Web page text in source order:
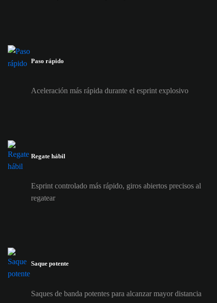
Paso rápido
Aceleración más rápida durante el esprint explosivo
Regate hábil
Esprint controlado más rápido, giros abiertos precisos al
regatear
Saque potente
Saques de banda potentes para alcanzar mayor distancia